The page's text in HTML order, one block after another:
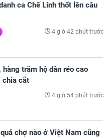
ca Chế Linh thốt lên câu
4 giờ 42 phút trước
hàng trăm hộ dân rẻo cao
chia cắt
4 giờ 54 phút trước
chợ nào ở Việt Nam cũng